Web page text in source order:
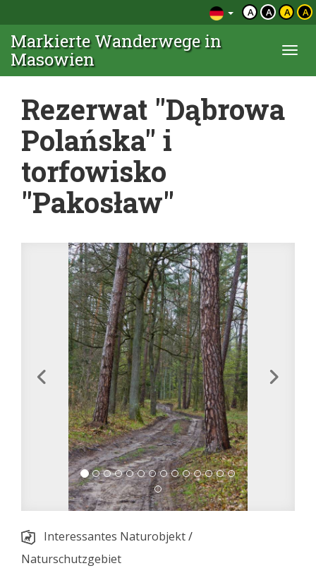
A A A A
Markierte Wanderwege in
Masowien
Rezerwat "Dąbrowa
Polańska" i
torfowisko
"Pakosław"
Interessantes Naturobjekt/
Naturschutzgebiet